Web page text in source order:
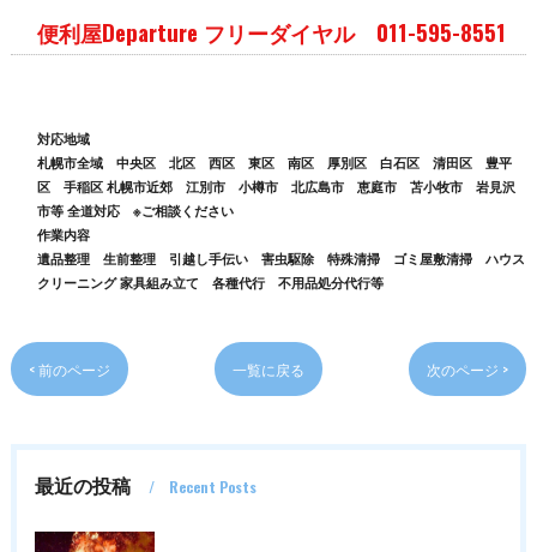
便利屋Departure フリーダイヤル 011-595-8551
対応地域
札幌市全域 中央区 北区 西区 東区 南区 厚別区 白石区 清田区 豊平
区 手稲区 札幌市近郊 江別市 小樽市 北広島市 恵庭市 苫小牧市 岩見沢
市等 全道対応 ※ご相談ください
作業内容
遺品整理 生前整理 引越し手伝い 害虫駆除 特殊清掃 ゴミ屋敷清掃 ハウス
クリーニング 家具組み立て 各種代行 不用品処分代行等
< 前のページ 一覧に戻る 次のページ >
最近の投稿 Recent Posts